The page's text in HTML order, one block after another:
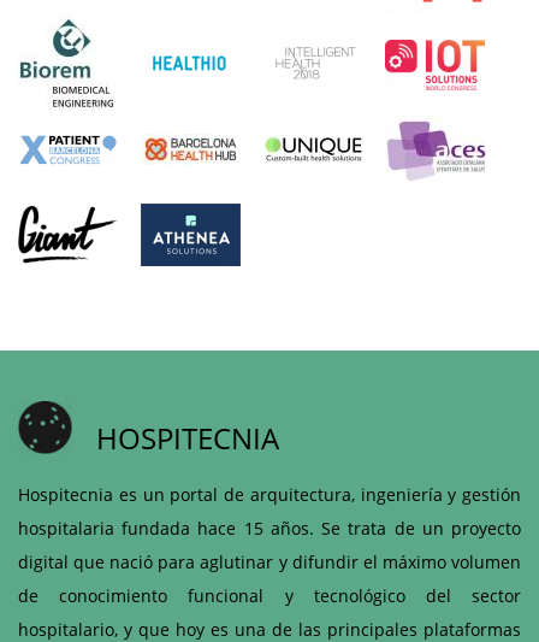
HOSPITECNIA
Hospitecnia es un portal de arquitectura, ingeniería y gestión
hospitalaria fundada hace 15 años. Se trata de un proyecto
digital que nació para aglutinar y difundir el máximo volumen
de conocimiento funcional y tecnológico del sector
hospitalario, y que hoy es una de las principales plataformas